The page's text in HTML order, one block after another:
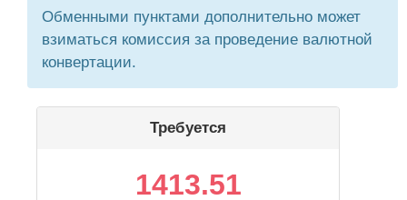
Обменными пунктами дополнительно может
взиматься комиссия за проведение валютной
конвертации.
Требуется
1413.51